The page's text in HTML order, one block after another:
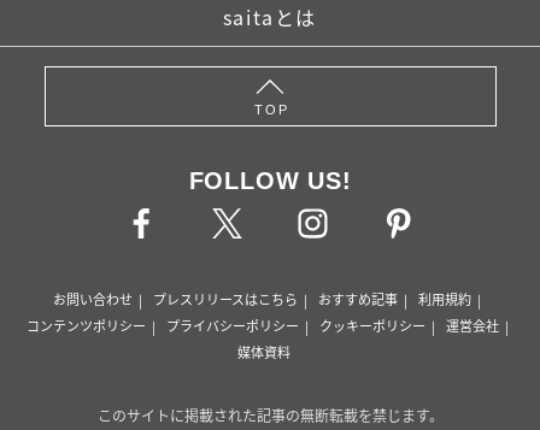
saitaとは
TOP
FOLLOW US!
お問い合わせ プレスリリースはこちら おすすめ記事
利用規約
コンテンツポリシー
プライバシーポリシー クッキーポリシー
運営会社
媒体資料
このサイトに掲載された記事の無断転載を禁じます。